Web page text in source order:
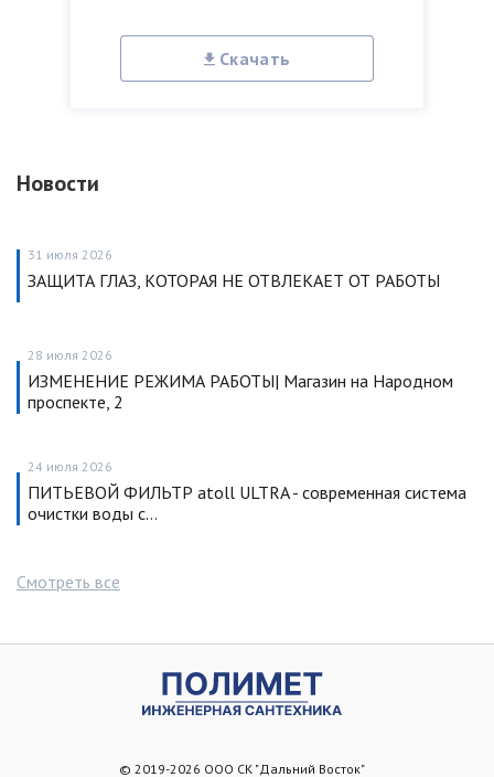
Скачать
Новости
31 июля 2026
ЗАЩИТА ГЛАЗ, КОТОРАЯ НЕ ОТВЛЕКАЕТ ОТ РАБОТЫ
28 июля 2026
ИЗМЕНЕНИЕ РЕЖИМА РАБОТЫ| Магазин на Народном
проспекте, 2
24 июля 2026
ПИТЬЕВОЙ ФИЛЬТР atoll ULTRA - современная система
очистки воды с…
Смотреть все
© 2019-2026 ООО СК "Дальний Восток"